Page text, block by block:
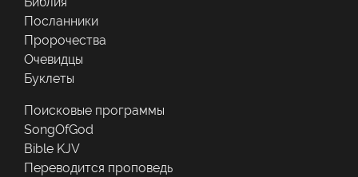
Посланники
Пророчества
Очевидцы
Буклеты
Поисковые программы
SongOfGod
Bible KJV
Переводится проповедь